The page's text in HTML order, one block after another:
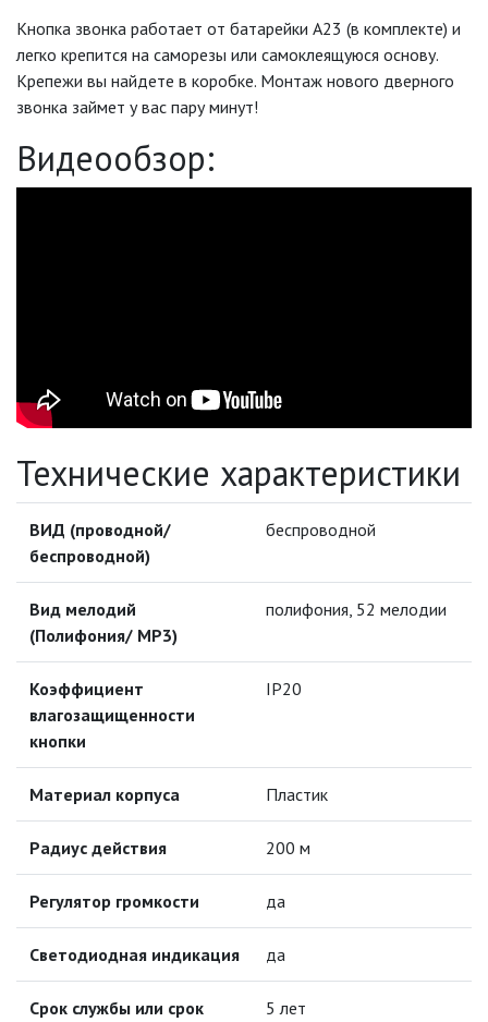
ЛИНЕЙНЫЕ СВЕТОДИОДНЫЕ
СВЕТИЛЬНИКИ
ОСВЕЩЕНИЯ (LED МОДУЛИ)
ПАЯЛЬНОЕ ОБОРУДОВАНИЕ
ПОРТАТИВНЫЕ СОЛНЕЧНЫЕ
ПРОТИВОМОСКИТНЫЕ ЛАМПЫ
ДЕЛИТЕЛИ
СЕТЕВЫЕ ФИЛЬТРЫ, СИЛОВЫЕ
РАЗЪЕМЫ И УДЛИНИТЕЛИ,
ТРОЙНИКИ И КОЛОДКИ, ВИЛКИ
СИСТЕМЫ ПОЛИВА
ТОЧЕЧНЫЕ СВЕТИЛЬНИКИ
Кнопка звонка работает от батарейки А23 (в комплекте) и
легко крепится на саморезы или самоклеящуюся основу.
Крепежи вы найдете в коробке. Монтаж нового дверного
звонка займет у вас пару минут!
Видеообзор:
Технические характеристики
ВИД (проводной/
беспроводной)
беспроводной
Вид мелодий
(Полифония/ МР3)
полифония, 52 мелодии
Коэффициент
влагозащищенности
кнопки
IP20
Материал корпуса Пластик
Радиус действия 200 м
Регулятор громкости да
Светодиодная индикация да
Срок службы или срок
5 лет